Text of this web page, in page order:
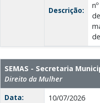
Descrição:
SEMAS - Secretaria
Direito da Mulher
Data:
10/07/2026